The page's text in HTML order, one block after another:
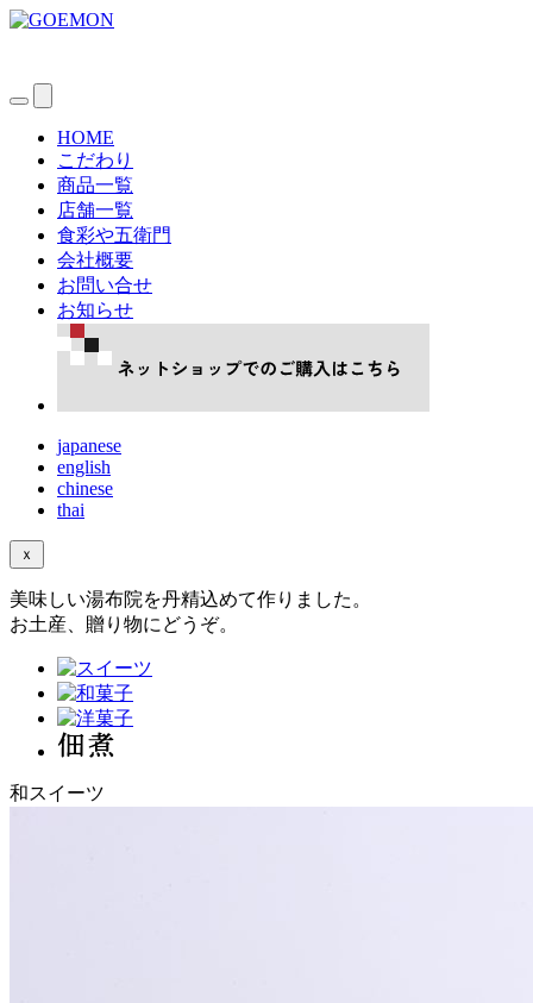
HOME
こだわり
商品一覧
店舗一覧
食彩や五衛門
会社概要
お問い合せ
お知らせ
japanese
english
chinese
thai
ｘ
美味しい湯布院を丹精込めて作りました。
お土産、贈り物にどうぞ。
和スイーツ